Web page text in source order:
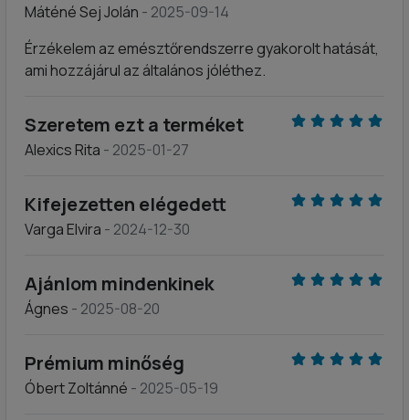
Máténé Sej Jolán - 2025-09-14
Érzékelem az emésztőrendszerre gyakorolt hatását,
ami hozzájárul az általános jóléthez.
Szeretem ezt a terméket
Alexics Rita - 2025-01-27
Kifejezetten elégedett
Varga Elvira - 2024-12-30
Ajánlom mindenkinek
Ágnes - 2025-08-20
Prémium minőség
Óbert Zoltánné - 2025-05-19